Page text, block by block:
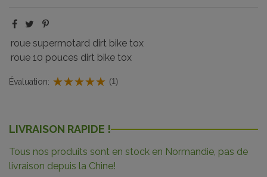
roue supermotard dirt bike tox
roue 10 pouces dirt bike tox
Évaluation: (1)
LIVRAISON RAPIDE !
Tous nos produits sont en stock en Normandie, pas de
livraison depuis la Chine!